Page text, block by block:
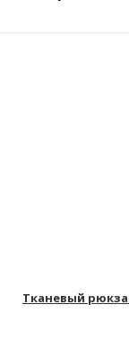
Тканевый